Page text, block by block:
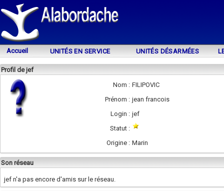
Accueil UNITÉS EN SERVICE UNITÉS DÉSARMÉES
Profil de jef
Nom : FILIPOVIC
Prénom : jean francois
Login : jef
Statut :
Origine : Marin
Son réseau
jef n'a pas encore d'amis sur le réseau.